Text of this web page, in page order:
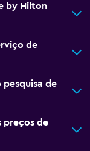
by Hilton
de
pesquisa de
preços de